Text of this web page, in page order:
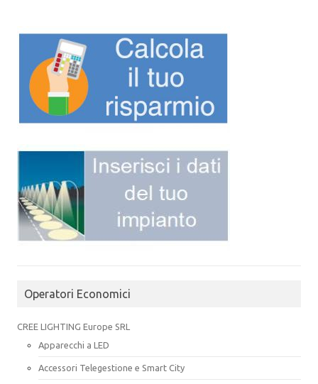
Operatori Economici
CREE LIGHTING Europe SRL
Apparecchi a LED
Accessori Telegestione e Smart City